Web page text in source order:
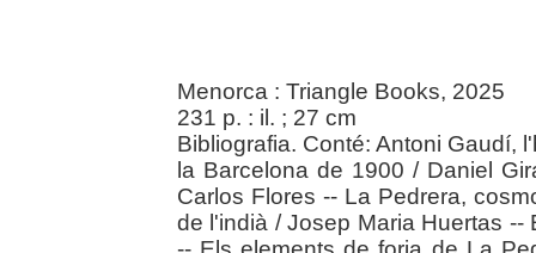
Menorca : Triangle Books, 2025
231 p. : il. ; 27 cm
Bibliografia. Conté: Antoni Gaudí,
la Barcelona de 1900 / Daniel
Carlos Flores -- La Pedrera,
de l'indià / Josep Maria Huertas